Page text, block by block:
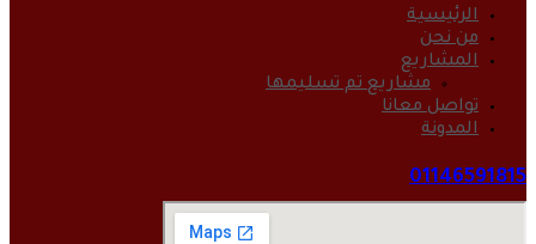
الرئيسية
من نحن
المشاريع
مشاريع تم تسليمها
تواصل معانا
المدونة
01146591815